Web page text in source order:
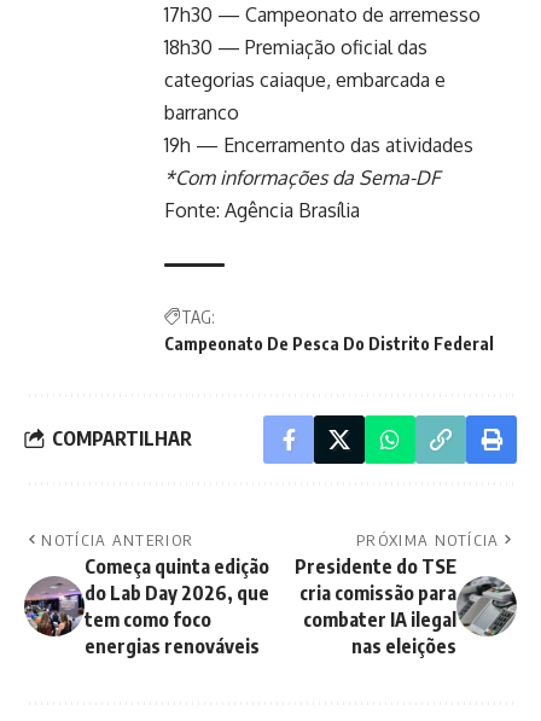
17h30 — Campeonato de arremesso
18h30 — Premiação oficial das
categorias caiaque, embarcada e
barranco
19h — Encerramento das atividades
*Com informações da Sema-DF
Fonte: Agência Brasília
TAG:
Campeonato De Pesca Do Distrito Federal
COMPARTILHAR
NOTÍCIA ANTERIOR
Começa quinta edição
do Lab Day 2026, que
tem como foco
energias renováveis
PRÓXIMA NOTÍCIA
Presidente do TSE
cria comissão para
combater IA ilegal
nas eleições